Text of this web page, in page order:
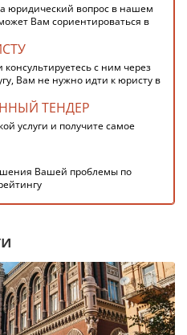
юридический вопрос в нашем
Вам сориентироваться в
с ним через
Вам не нужно идти к юристу в
ТЕНДЕР
услуги и получите самое
Вашей проблемы по